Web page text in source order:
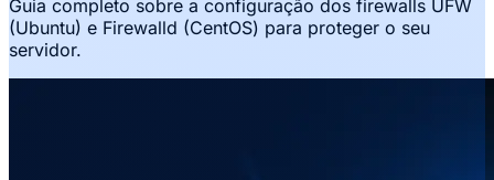
Guia completo sobre a configuração dos firewalls UFW
(Ubuntu) e Firewalld (CentOS) para proteger o seu
servidor.